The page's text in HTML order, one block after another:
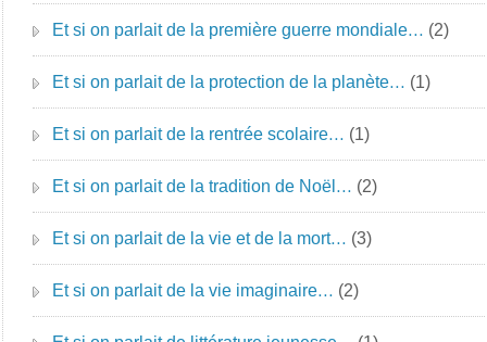
Et si on parlait de la première guerre mondiale… (2)
Et si on parlait de la protection de la planète… (1)
Et si on parlait de la rentrée scolaire… (1)
Et si on parlait de la tradition de Noël… (2)
Et si on parlait de la vie et de la mort… (3)
Et si on parlait de la vie imaginaire… (2)